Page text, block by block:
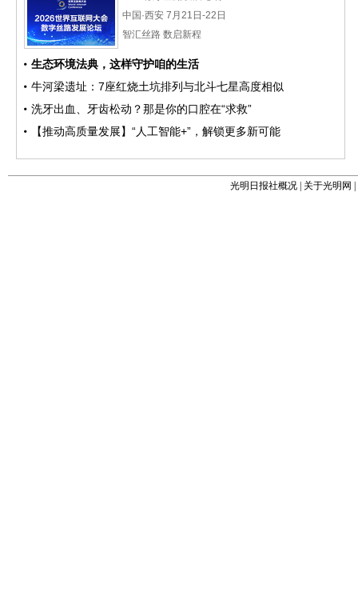
光明日报社概况 关于光明网